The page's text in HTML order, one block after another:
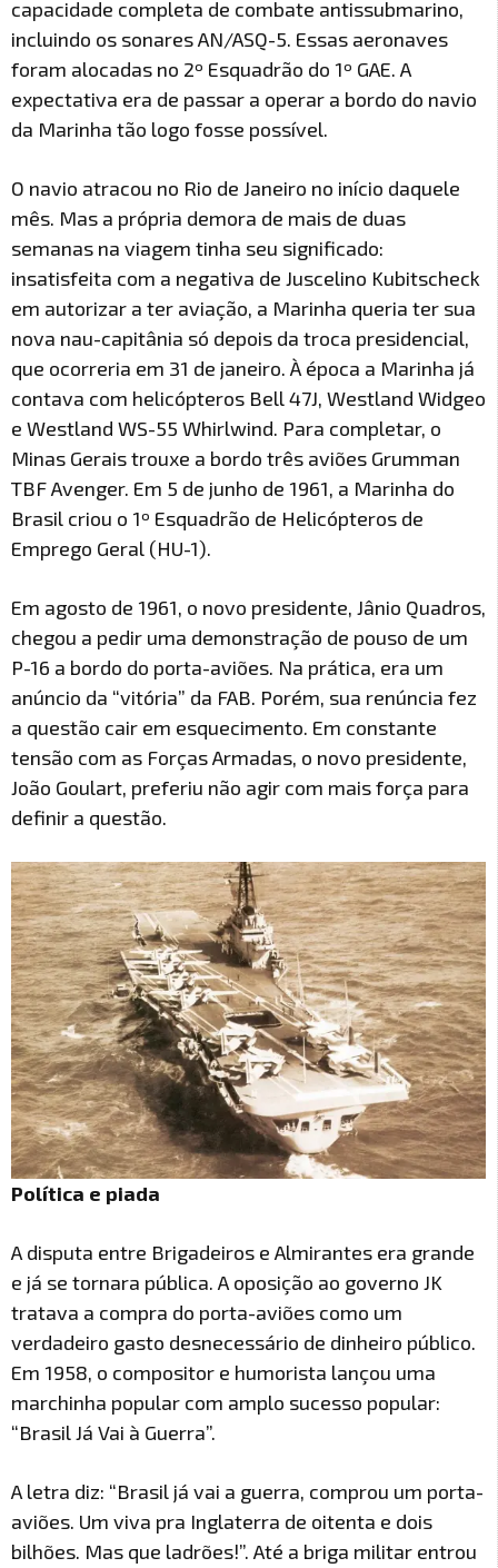
capacidade completa de combate antissubmarino,
incluindo os sonares AN/ASQ-5. Essas aeronaves
foram alocadas no 2º Esquadrão do 1º GAE. A
expectativa era de passar a operar a bordo do navio
da Marinha tão logo fosse possível.
O navio atracou no Rio de Janeiro no início daquele
mês. Mas a própria demora de mais de duas
semanas na viagem tinha seu significado:
insatisfeita com a negativa de Juscelino Kubitscheck
em autorizar a ter aviação, a Marinha queria ter sua
nova nau-capitânia só depois da troca presidencial,
que ocorreria em 31 de janeiro. À época a Marinha já
contava com helicópteros Bell 47J, Westland Widgeo
e Westland WS-55 Whirlwind. Para completar, o
Minas Gerais trouxe a bordo três aviões Grumman
TBF Avenger. Em 5 de junho de 1961, a Marinha do
Brasil criou o 1º Esquadrão de Helicópteros de
Emprego Geral (HU-1).
Em agosto de 1961, o novo presidente, Jânio Quadros,
chegou a pedir uma demonstração de pouso de um
P-16 a bordo do porta-aviões. Na prática, era um
anúncio da “vitória” da FAB. Porém, sua renúncia fez
a questão cair em esquecimento. Em constante
tensão com as Forças Armadas, o novo presidente,
João Goulart, preferiu não agir com mais força para
definir a questão.
Política e piada
A disputa entre Brigadeiros e Almirantes era grande
e já se tornara pública. A oposição ao governo JK
tratava a compra do porta-aviões como um
verdadeiro gasto desnecessário de dinheiro público.
Em 1958, o compositor e humorista lançou uma
marchinha popular com amplo sucesso popular:
“Brasil Já Vai à Guerra”.
A letra diz: “Brasil já vai a guerra, comprou um porta-
aviões. Um viva pra Inglaterra de oitenta e dois
bilhões. Mas que ladrões!”. Até a briga militar entrou